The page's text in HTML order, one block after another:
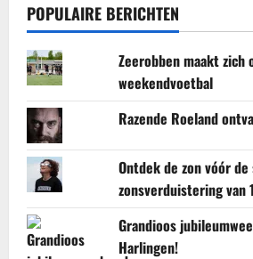
POPULAIRE BERICHTEN
Zeerobben maakt zich
weekendvoetbal
Razende Roeland
Ontdek de zon vóór
zonsverduistering van
Grandioos
Harlingen!